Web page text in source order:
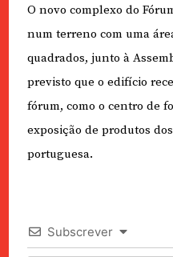
O novo complexo do
num terreno com uma
quadrados, junto à
previsto que o edifício
fórum, como o centro de
exposição de produtos
portuguesa.
Subscrever